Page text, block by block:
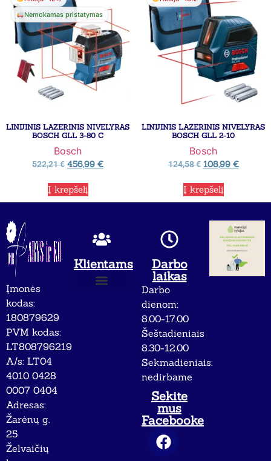
Nemokamas pristatymas
LINIJINIS LAZERINIS NIVELYRAS
BOSCH GLL 3-80 C
Bosch
522,21€ 456,99 €
Į krepšelį
LINIJINIS LAZERINIS NIVELYRAS
BOSCH GLL 2-10
Bosch
124,58€ 108,99 €
Į krepšelį
Įmonės
kodas:
180879629
PVM kodas:
LT808796219
A/s: LT04
4010 0428
0007 0404
Adresas:
Žarėnų g.
25
Želvaičių
Klientams
Darbo
laikas
Darbo
dienom:
8.00-17.00
Šeštadieniais
8.30-12.00
Sekmadieniais:
nedirbame
Sekite
mus
Facebooke